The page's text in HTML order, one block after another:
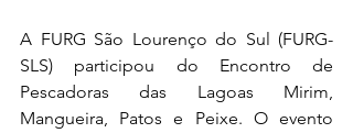
A FURG São Lourenço do Sul (FURG-
SLS) participou do Encontro de
Pescadoras das Lagoas Mirim,
Mangueira, Patos e Peixe. O evento